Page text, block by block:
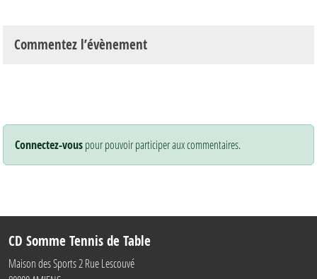
Commentez l’évènement
Connectez-vouspour pouvoir participer aux commentaires.
CD Somme Tennis de Table
Maison des Sports 2 Rue Lescouvé